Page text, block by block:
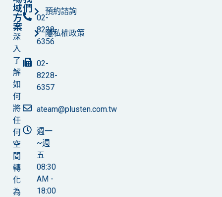
域
方
案
深
入
了
解
如
何
將
任
何
空
間
轉
化
為
們
02-
8228-
6356
02-
8228-
6357
ateam@plusten.com.tw
週一
~週
五
08:30
AM -
18:00
預約諮詢
隱私權政策